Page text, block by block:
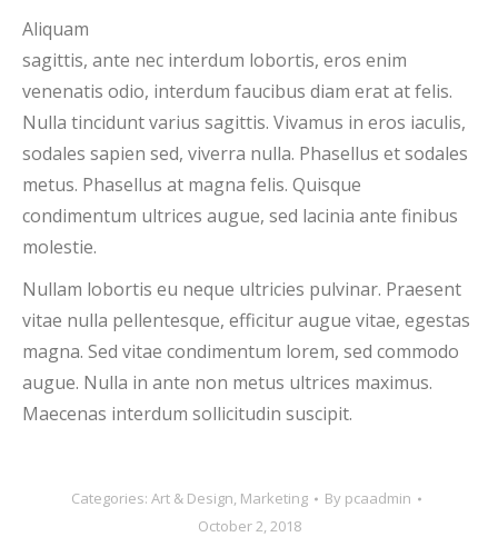
Aliquam
sagittis, ante nec interdum lobortis, eros enim
venenatis odio, interdum faucibus diam erat at felis.
Nulla tincidunt varius sagittis. Vivamus in eros iaculis,
sodales sapien sed, viverra nulla. Phasellus et sodales
metus. Phasellus at magna felis. Quisque
condimentum ultrices augue, sed lacinia ante finibus
molestie.
Nullam lobortis eu neque ultricies pulvinar. Praesent
vitae nulla pellentesque, efficitur augue vitae, egestas
magna. Sed vitae condimentum lorem, sed commodo
augue. Nulla in ante non metus ultrices maximus.
Maecenas interdum sollicitudin suscipit.
Categories: Art & Design, Marketing By pcaadmin
October 2, 2018